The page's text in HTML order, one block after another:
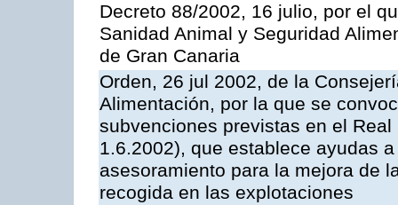
Decreto 88/2002, 16 julio, por el
Sanidad Animal y Seguridad
de Gran Canaria
Orden, 26 jul 2002, de la
Alimentación, por la que se
subvenciones previstas en el
1.6.2002), que establece ayudas
asesoramiento para la mejora de
recogida en las explotaciones